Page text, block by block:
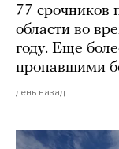
77 срочников
области во
году. Еще
пропавшими
день назад